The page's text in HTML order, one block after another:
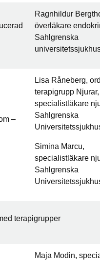
Ragnhildur
överläkare
Sahlgrenska
–
Lisa Råneberg,
terapigrupp Njurar,
specialistläkare
Sahlgrenska
Simina Marcu,
specialistläkare
Sahlgrenska
terapigrupper
Maja Modin,